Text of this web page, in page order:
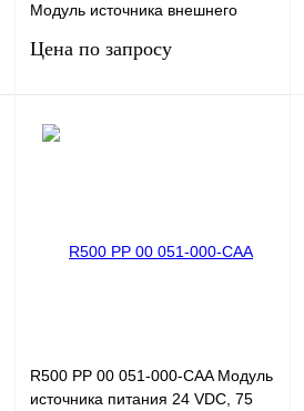
Модуль источника внешнего
канал), 8 каналов, покан
Цена по запросу
R500 PP 00 051-000-CAA Модуль
источника питания 24 VDC, 75